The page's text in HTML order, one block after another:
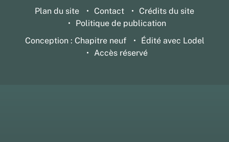
Plan du site
Contact
Crédits du site
Politique de publication
Conception : Chapitre neuf
Édité avec Lodel
Accès réservé